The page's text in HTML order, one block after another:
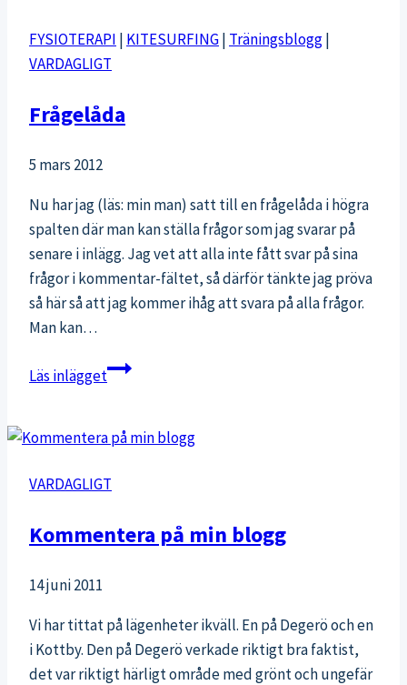
FYSIOTERAPI | KITESURFING| Träningsblogg|
VARDAGLIGT
Frågelåda
5 mars 2012
Nu har jag (läs: min man) satt till en frågelåda i högra
spalten där man kan ställa frågor som jag svarar på
senare i inlägg. Jag vet att alla inte fått svar på sina
frågor i kommentar-fältet, så därför tänkte jag pröva
så här så att jag kommer ihåg att svara på alla frågor.
Man kan…
Läs inläggetFrågelåda
VARDAGLIGT
Kommentera på min blogg
14 juni 2011
Vi har tittat på lägenheter ikväll. En på Degerö och en
i Kottby. Den på Degerö verkade riktigt bra faktist,
det var riktigt härligt område med grönt och ungefär